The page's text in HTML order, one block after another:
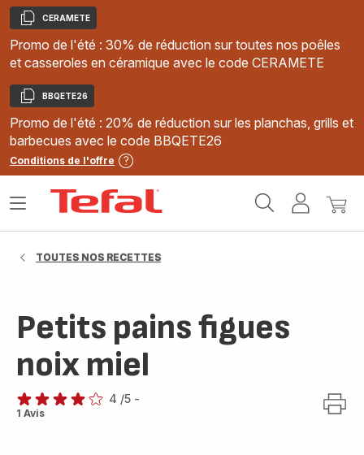
Copier
CERAMETE
Promo de l'été : 30% de réduction sur toutes nos poêles
et casseroles en céramique avec le code CERAMETE
Copier
BBQETE26
Promo de l'été : 20% de réduction sur les planchas, grills et
barbecues avec le code BBQETE26
Conditions de l'offre
MonMon
Ouvrir
TOUTES NOS RECETTES
Petits pains figues
noix miel
Avis
4 /5 -
1 Avis